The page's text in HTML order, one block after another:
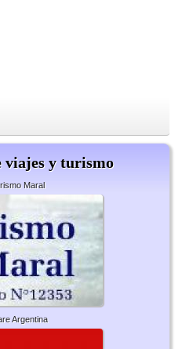
viajes y turismo
Maral
Argentina